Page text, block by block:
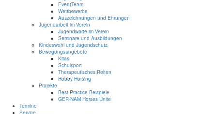
EventTeam
Wettbewerbe
Auszeichnungen und Ehrungen
Jugendarbeit im Verein
Jugendwarte im Verein
Seminare und Ausbildungen
Kindeswohl und Jugendschutz
Bewegungsangebote
Kitas
Schulsport
Therapeutisches Reiten
Hobby Horsing
Projekte
Best Practice Beispiele
GER-NAM Horses Unite
Termine